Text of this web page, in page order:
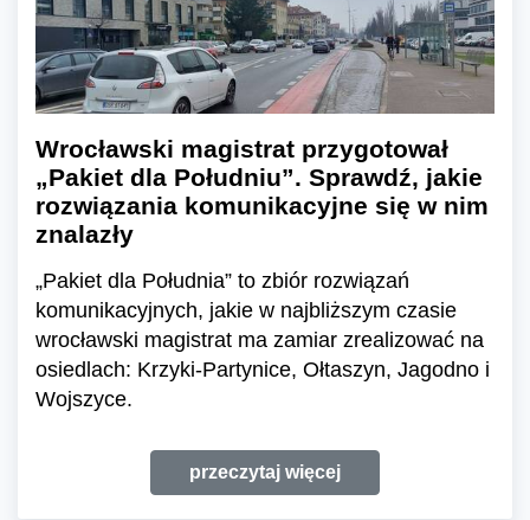
Wrocławski magistrat przygotował
„Pakiet dla Południu”. Sprawdź, jakie
rozwiązania komunikacyjne się w nim
znalazły
„Pakiet dla Południa” to zbiór rozwiązań
komunikacyjnych, jakie w najbliższym czasie
wrocławski magistrat ma zamiar zrealizować na
osiedlach: Krzyki-Partynice, Ołtaszyn, Jagodno i
Wojszyce.
przeczytaj więcej